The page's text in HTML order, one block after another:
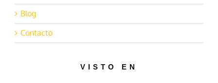
Blog
Contacto
VISTO EN